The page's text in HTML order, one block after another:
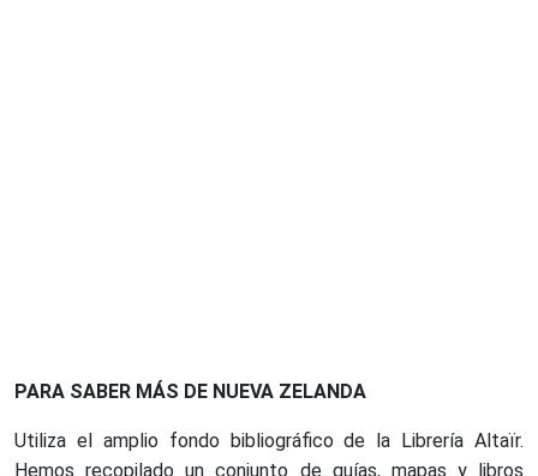
PARA SABER MÁS DE NUEVA ZELANDA
Utiliza el amplio fondo bibliográfico de la Librería Altaïr.
Hemos recopilado un conjunto de guías, mapas y libros